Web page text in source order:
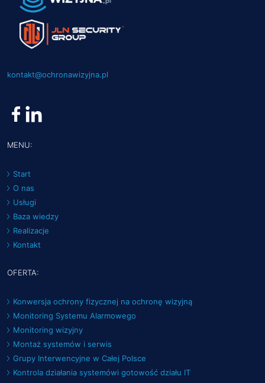
kontakt@ochronawizyjna.pl
MENU:
Start
O nas
Usługi
Baza wiedzy
Realizacje
Kontakt
OFERTA:
Konwersja ochrony fizycznej na ochronę wizyjną
Monitoring Systemu Alarmowego
Monitoring wizyjny
Montaż systemów i serwis
Grupy Interwencyjne w Całej Polsce
Kontrola działania systemówi gotowość działu IT